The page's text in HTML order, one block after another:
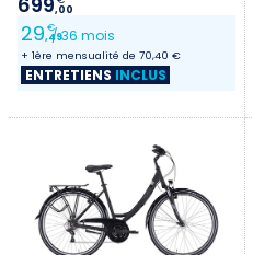
,00
29,49
€/ 36 mois
+ 1ère mensualité de 70,40 €
ENTRETIENS INCLUS